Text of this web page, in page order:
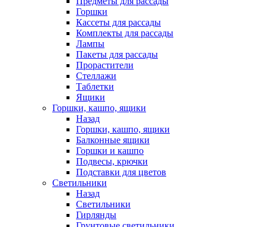
Горшки
Кассеты для рассады
Комплекты для рассады
Лампы
Пакеты для рассады
Прорастители
Стеллажи
Таблетки
Ящики
Горшки, кашпо, ящики
Назад
Горшки, кашпо, ящики
Балконные ящики
Горшки и кашпо
Подвесы, крючки
Подставки для цветов
Светильники
Назад
Светильники
Гирлянды